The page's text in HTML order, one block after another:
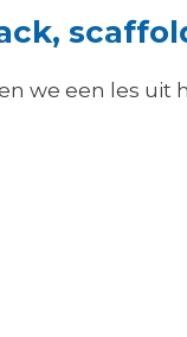
we een les uit